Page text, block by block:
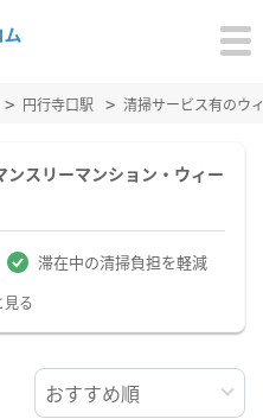
円行寺口駅 清掃サービス有のウ
スリーマンション・ウィー
滞在中の清掃負担を軽減
見る